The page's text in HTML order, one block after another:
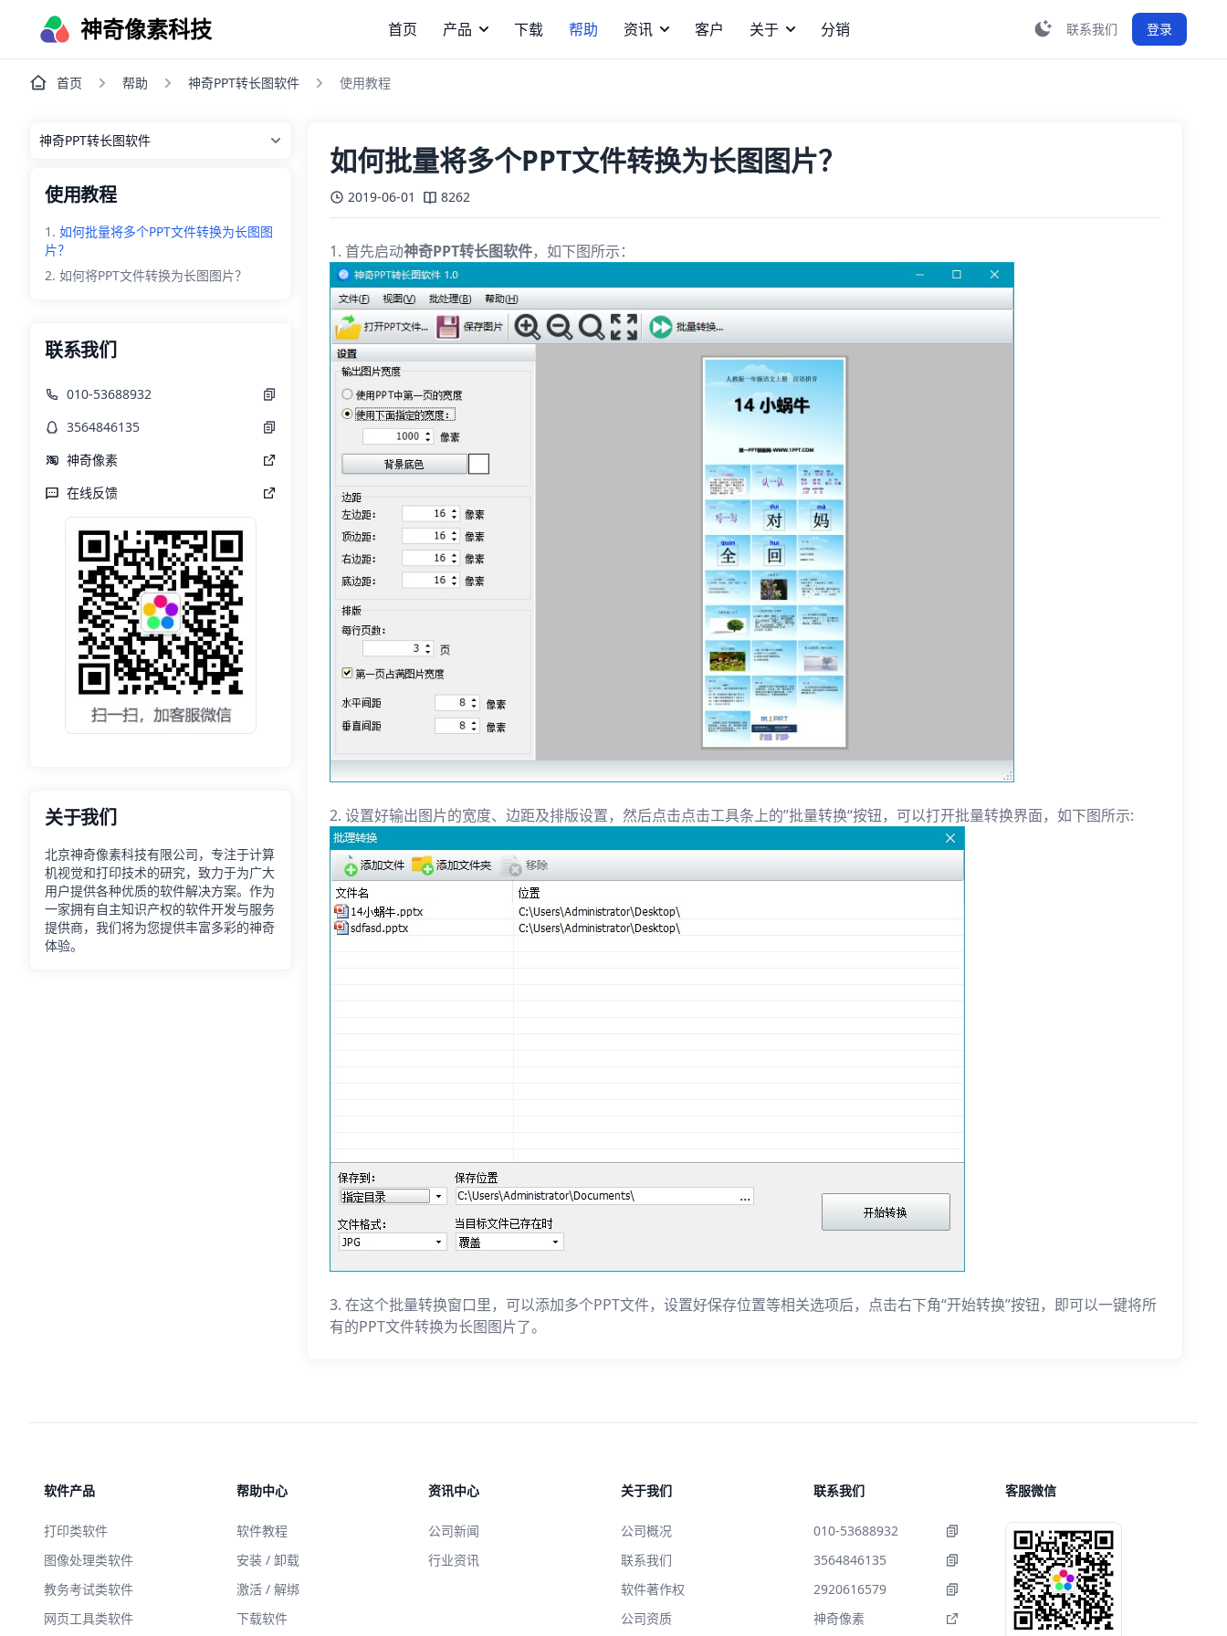
神奇像素科技 联系我们 登录
首页 产品 下载 帮助 资讯 客户 关于 分销
首页 帮助 神奇PPT转长图软件 使用教程
使用教程
如何批量将多个PPT文件转换为长图图
片？
如何将PPT文件转换为长图图片？
联系我们
010-53688932
3564846135
神奇像素
在线反馈
关于我们
北京神奇像素科技有限公司，专注于计算
机视觉和打印技术的研究，致力于为广大
用户提供各种优质的软件解决方案。作为
一家拥有自主知识产权的软件开发与服务
提供商，我们将为您提供丰富多彩的神奇
体验。
如何批量将多个PPT文件转换为长图图片？
2019-06-01 8262
1. 首先启动神奇PPT转长图软件，如下图所示：
2. 设置好输出图片的宽度、边距及排版设置，然后点击点击工具条上的”批量转换“按钮，可以打开批量转换界面，如下图所示:
3. 在这个批量转换窗口里，可以添加多个PPT文件，设置好保存位置等相关选项后，点击右下角“开始转换”按钮，即可以一键将所
有的PPT文件转换为长图图片了。
软件产品
打印类软件
图像处理类软件
教务考试类软件
网页工具类软件
帮助中心
软件教程
安装 / 卸载
激活 / 解绑
下载软件
资讯中心
公司新闻
行业资讯
关于我们
公司概况
联系我们
软件著作权
公司资质
联系我们
010-53688932
3564846135
2920616579
神奇像素
客服微信